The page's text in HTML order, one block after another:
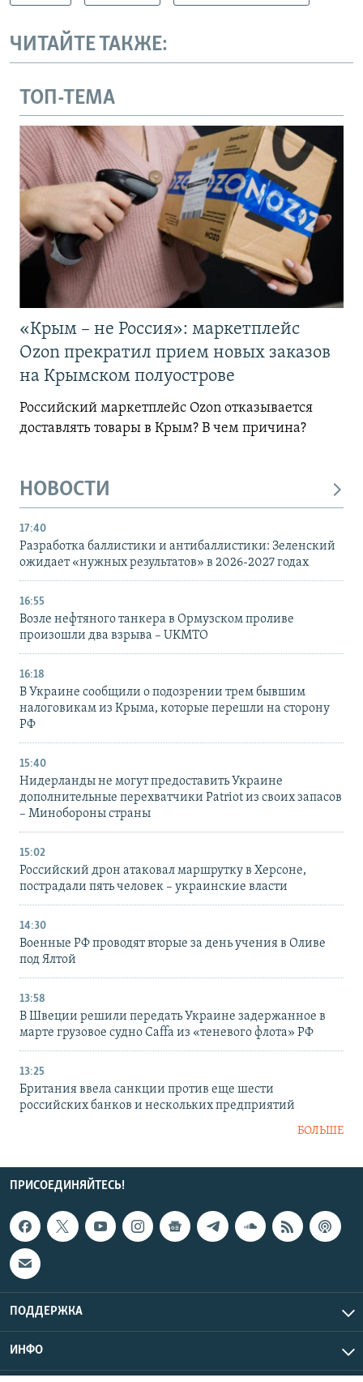
ЧИТАЙТЕ ТАКЖЕ:
ТОП-ТЕМА
«Крым – не Россия»: маркетплейс
Ozon прекратил прием новых заказов
на Крымском полуострове
Российский маркетплейс Ozon отказывается
доставлять товары в Крым? В чем причина?
НОВОСТИ
17:40
Разработка баллистики и антибаллистики: Зеленский
ожидает «нужных результатов» в 2026-2027 годах
16:55
Возле нефтяного танкера в Ормузском проливе
произошли два взрыва – UKMTO
16:18
В Украине сообщили о подозрении трем бывшим
налоговикам из Крыма, которые перешли на сторону
РФ
15:40
Нидерланды не могут предоставить Украине
дополнительные перехватчики Patriot из своих запасов
– Минобороны страны
15:02
Российский дрон атаковал маршрутку в Херсоне,
пострадали пять человек – украинские власти
14:30
Военные РФ проводят вторые за день учения в Оливе
под Ялтой
13:58
В Швеции решили передать Украине задержанное в
марте грузовое судно Caffa из «теневого флота» РФ
13:25
Британия ввела санкции против еще шести
российских банков и нескольких предприятий
БОЛЬШЕ
ПРИСОЕДИНЯЙТЕСЬ!
ПОДДЕРЖКА
ИНФО